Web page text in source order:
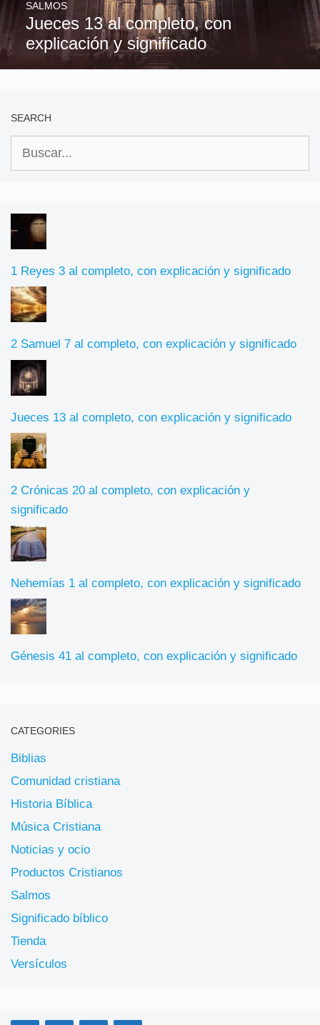
Jueces 13 al completo, con
explicación y significado
SALMOS
SEARCH
1 Reyes 3 al completo, con explicación y significado
2 Samuel 7 al completo, con explicación y significado
Jueces 13 al completo, con explicación y significado
2 Crónicas 20 al completo, con explicación y
significado
Nehemías 1 al completo, con explicación y significado
Génesis 41 al completo, con explicación y significado
CATEGORIES
Biblias
Comunidad cristiana
Historia Bíblica
Música Cristiana
Noticias y ocio
Productos Cristianos
Salmos
Significado bíblico
Tienda
Versículos